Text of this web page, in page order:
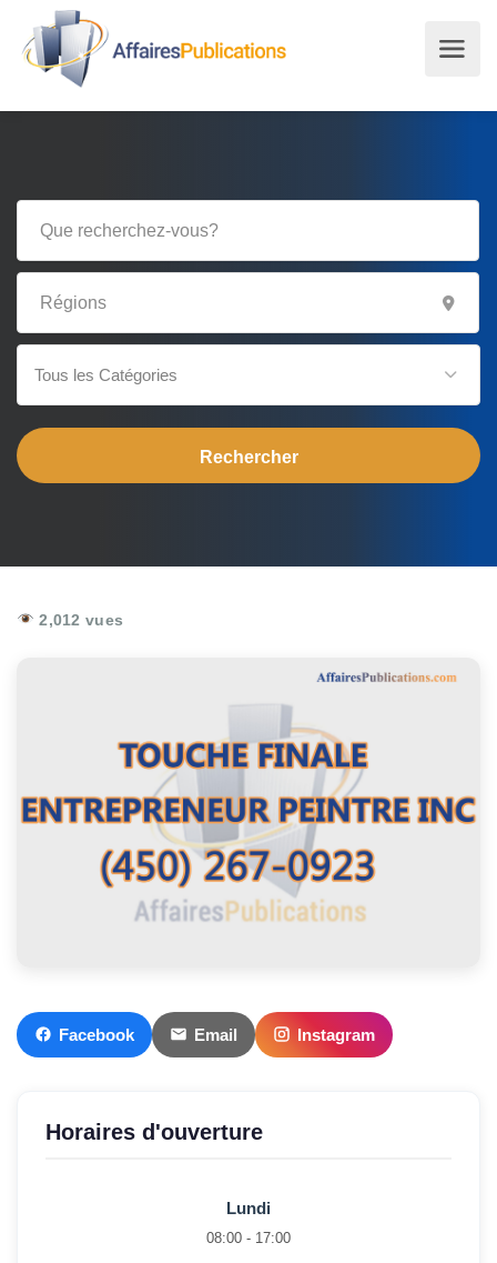
Tous les Catégories
2,012 vues
Facebook Email Instagram
Horaires d'ouverture
Lundi
08:00 - 17:00